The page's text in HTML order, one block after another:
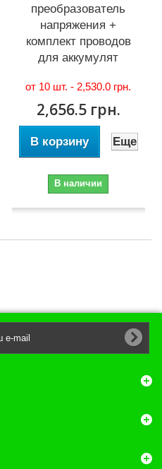
преобразователь
напряжения +
комплект проводов
для аккумулят
от 10 шт. - 2,530.0 грн.
2,656.5 грн.
В корзину Еще
В наличии